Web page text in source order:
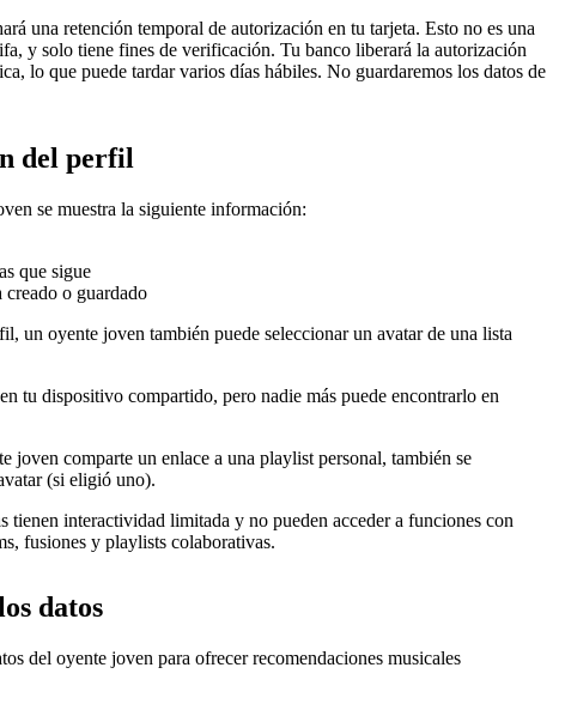
una retención temporal de autorización en tu tarjeta. Esto no es una
y solo tiene fines de verificación. Tu banco liberará la autorización
lo que puede tardar varios días hábiles. No guardaremos los datos de
del perfil
se muestra la siguiente información:
que sigue
creado o guardado
un oyente joven también puede seleccionar un avatar de una lista
tu dispositivo compartido, pero nadie más puede encontrarlo en
joven comparte un enlace a una playlist personal, también se
(si eligió uno).
tienen interactividad limitada y no pueden acceder a funciones con
fusiones y playlists colaborativas.
datos
del oyente joven para ofrecer recomendaciones musicales